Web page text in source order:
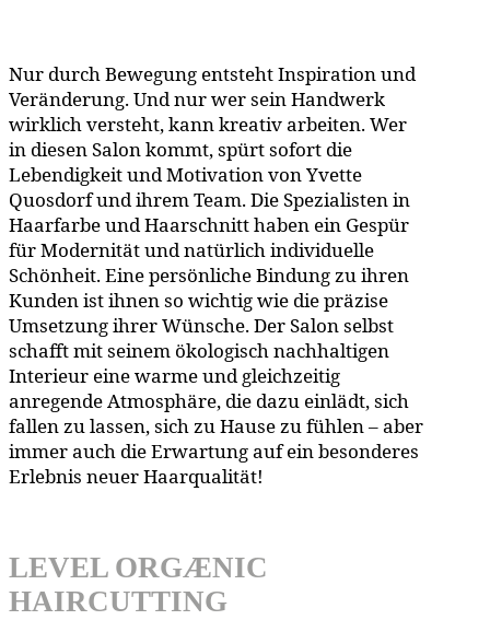
Nur durch Bewegung entsteht Inspiration und
Veränderung. Und nur wer sein Handwerk
wirklich versteht, kann kreativ arbeiten. Wer
in diesen Salon kommt, spürt sofort die
Lebendigkeit und Motivation von Yvette
Quosdorf und ihrem Team. Die Spezialisten in
Haarfarbe und Haarschnitt haben ein Gespür
für Modernität und natürlich individuelle
Schönheit. Eine persönliche Bindung zu ihren
Kunden ist ihnen so wichtig wie die präzise
Umsetzung ihrer Wünsche. Der Salon selbst
schafft mit seinem ökologisch nachhaltigen
Interieur eine warme und gleichzeitig
anregende Atmosphäre, die dazu einlädt, sich
fallen zu lassen, sich zu Hause zu fühlen – aber
immer auch die Erwartung auf ein besonderes
Erlebnis neuer Haarqualität!
LEVEL ORGÆNIC
HAIRCUTTING